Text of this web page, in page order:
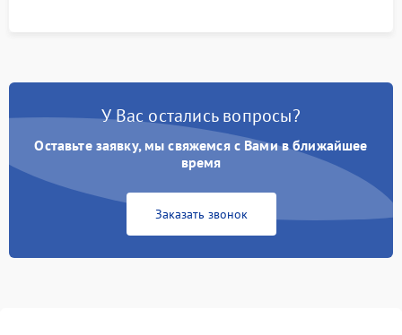
У Вас остались вопросы?
Оставьте заявку, мы свяжемся с Вами в ближайшее
время
Заказать звонок